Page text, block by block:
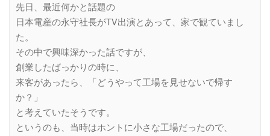
先日、最近何かと話題の
日本電産の永守社長がTV出演とあって、家で観ていまし
た。
その中で興味深かった話ですが、
創業したばっかりの時に、
来客があったら、「どうやって工場を見せないで帰す
か？」
と考えていたそうです。
というのも、当時はホントに小さな工場だったので、